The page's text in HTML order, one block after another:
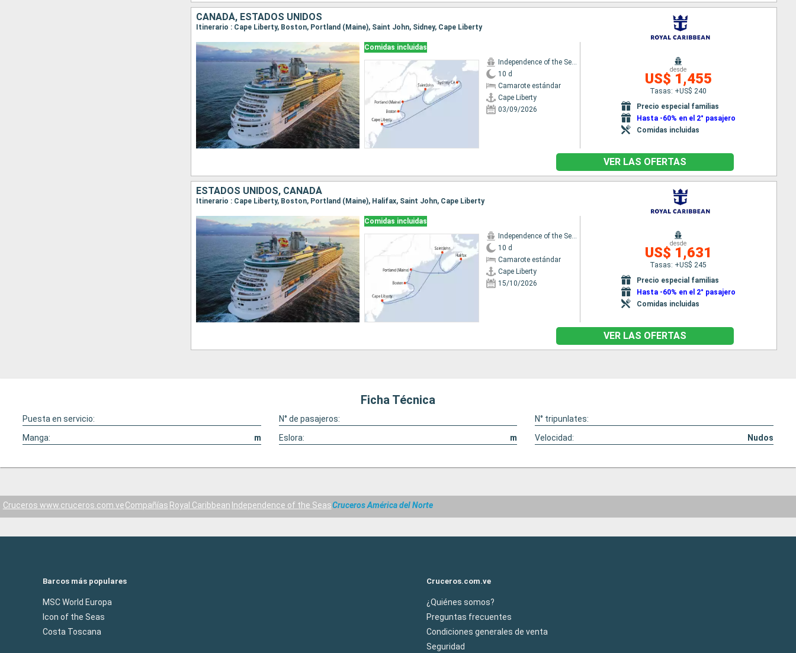
CANADÁ, ESTADOS UNIDOS
Itinerario : Cape Liberty, Boston, Portland (Maine), Saint John, Sidney, Cape Liberty
Comidas incluidas
Independence of the Seas
10 d
Camarote estándar
Cape Liberty
03/09/2026
desde
US$ 1,455
Tasas: +US$ 240
Precio especial familias
Hasta -60% en el 2° pasajero
Comidas incluidas
VER LAS OFERTAS
ESTADOS UNIDOS, CANADÁ
Itinerario : Cape Liberty, Boston, Portland (Maine), Halifax, Saint John, Cape Liberty
Comidas incluidas
Independence of the Seas
10 d
Camarote estándar
Cape Liberty
15/10/2026
desde
US$ 1,631
Tasas: +US$ 245
Precio especial familias
Hasta -60% en el 2° pasajero
Comidas incluidas
VER LAS OFERTAS
Ficha Técnica
Puesta en servicio: N° de pasajeros:
N° tripunlates:
Manga:
m Eslora: m Velocidad: Nudos
Cruceros www.cruceros.com.veCompañías Royal Caribbean Independence of the SeasCruceros América del Norte
Barcos más populares
MSC World Europa
Icon of the Seas
Costa Toscana
Cruceros.com.ve
¿Quiénes somos?
Preguntas frecuentes
Condiciones generales de venta
Seguridad